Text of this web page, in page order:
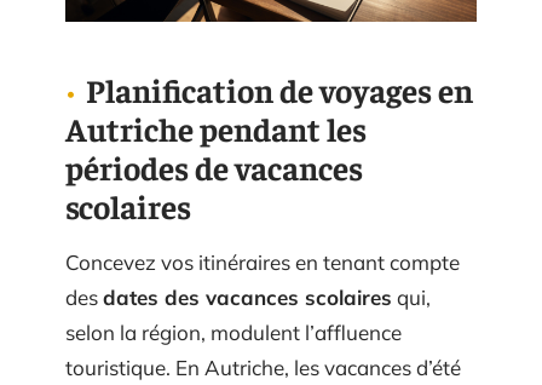
Planification de voyages en
Autriche pendant les
périodes de vacances
scolaires
Concevez vos itinéraires en tenant compte
desdates des vacances scolaires qui,
selon la région, modulent l’affluence
touristique. En Autriche, les vacances d’été